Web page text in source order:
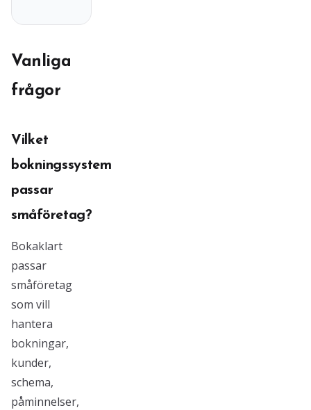
Vanliga
frågor
Vilket
bokningssystem
passar
småföretag?
Bokaklart
passar
småföretag
som vill
hantera
bokningar,
kunder,
schema,
påminnelser,